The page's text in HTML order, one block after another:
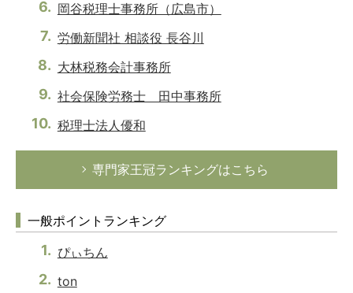
岡谷税理士事務所（広島市）
労働新聞社 相談役 長谷川
大林税務会計事務所
社会保険労務士 田中事務所
税理士法人優和
専門家王冠ランキングはこちら
一般ポイントランキング
ぴぃちん
ton